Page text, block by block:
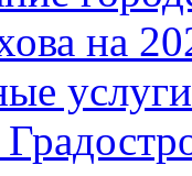
на
услуги